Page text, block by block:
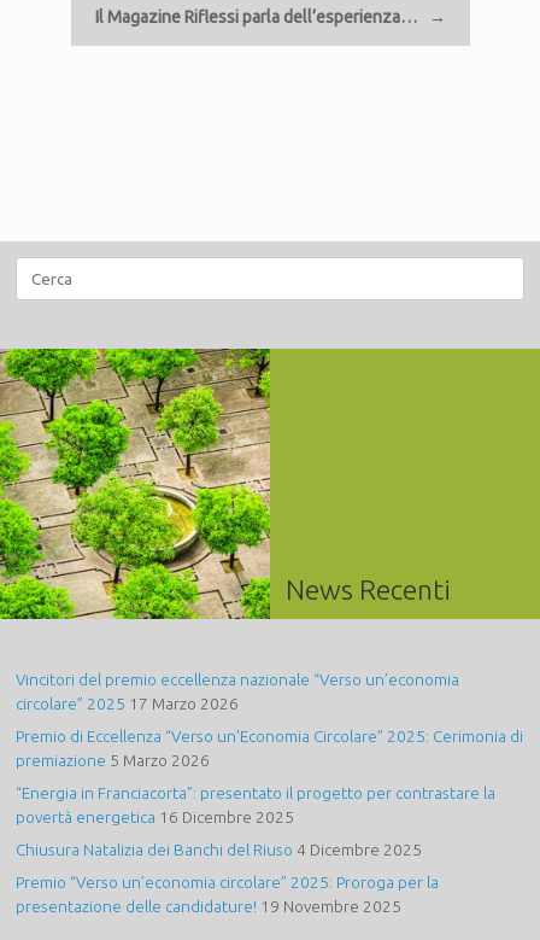
Il Magazine Riflessi parla dell’esperienza… →
News Recenti
Vincitori del premio eccellenza nazionale “Verso un’economia
circolare” 2025 17 Marzo 2026
Premio di Eccellenza “Verso un’Economia Circolare” 2025: Cerimonia di
premiazione 5 Marzo 2026
“Energia in Franciacorta”: presentato il progetto per contrastare la
povertà energetica 16 Dicembre 2025
Chiusura Natalizia dei Banchi del Riuso 4 Dicembre 2025
Premio “Verso un’economia circolare” 2025: Proroga per la
presentazione delle candidature! 19 Novembre 2025